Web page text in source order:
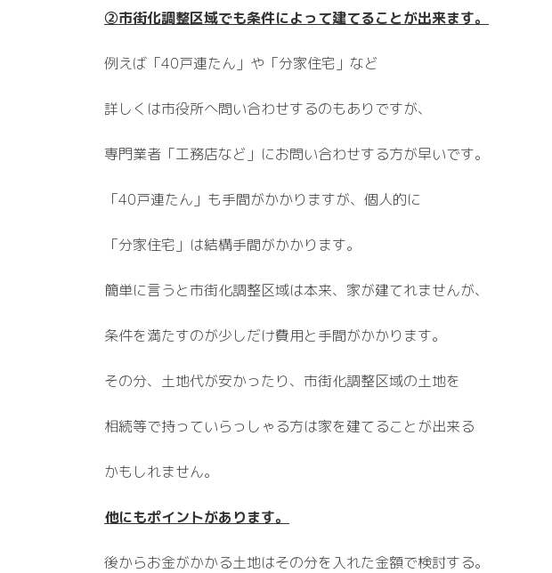
②市街化調整区域でも条件によって建てることが出来ます。
例えば「40戸連たん」や「分家住宅」など
詳しくは市役所へ問い合わせするのもありですが、
専門業者「工務店など」にお問い合わせする方が早いです。
「40戸連たん」も手間がかかりますが、個人的に
「分家住宅」は結構手間がかかります。
簡単に言うと市街化調整区域は本来、家が建てれませんが、
条件を満たすのが少しだけ費用と手間がかかります。
その分、土地代が安かったり、市街化調整区域の土地を
相続等で持っていらっしゃる方は家を建てることが出来る
かもしれません。
他にもポイントがあります。
後からお金がかかる土地はその分を入れた金額で検討する。